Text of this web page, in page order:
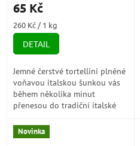
65 Kč
Měrná
cena:
260 Kč / 1 kg
DETAIL
Jemné čerstvé tortellini plněné
voňavou italskou šunkou vás
během několika minut
přenesou do tradiční italské
bronzových matricích mají
dokonale hrubý...
Novinka